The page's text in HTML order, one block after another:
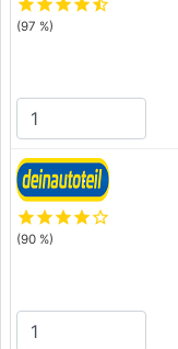
starstarstarstarstar_half
(97 %)
starstarstarstarstar_outline
(90 %)